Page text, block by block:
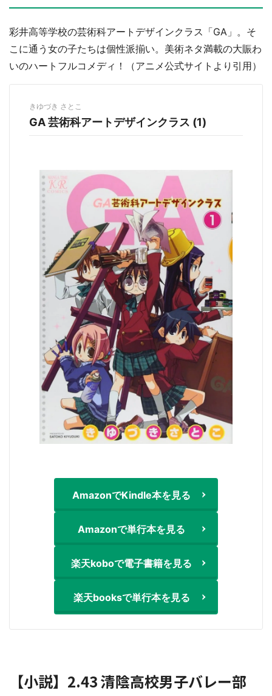
都道府選択
彩井高等学校の芸術科アートデザインクラス「GA」。そ
こに通う女の子たちは個性派揃い。美術ネタ満載の大賑わ
いのハートフルコメディ！（アニメ公式サイトより引用）
きゆづき さとこ
GA 芸術科アートデザインクラス (1)
AmazonでKindle本を見る
Amazonで単行本を見る
楽天koboで電子書籍を見る
楽天booksで単行本を見る
【小説】2.43 清陰高校男子バレー部